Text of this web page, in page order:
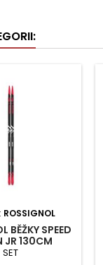
ROSSIGNOL
BĚŽKY SPEED
JR 130CM
SET